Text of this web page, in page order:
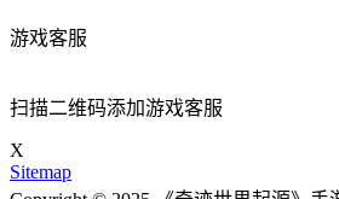
游戏客服
扫描二维码添加游戏客服
X
Sitemap